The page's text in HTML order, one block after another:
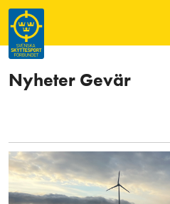
Nyheter Gevär